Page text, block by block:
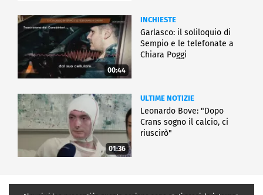
00:44
INCHIESTE
Garlasco: il soliloquio di
Sempio e le telefonate a
Chiara Poggi
01:36
ULTIME NOTIZIE
Leonardo Bove: "Dopo
Crans sogno il calcio, ci
riuscirò"